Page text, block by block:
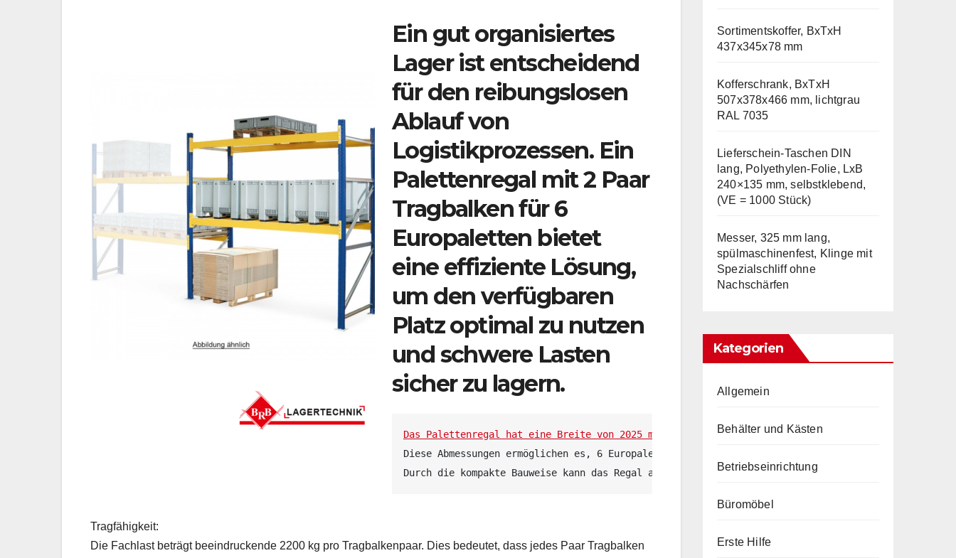
Ein gut organisiertes
Lager ist entscheidend
für den reibungslosen
Ablauf von
Logistikprozessen. Ein
Palettenregal mit 2 Paar
Tragbalken für 6
Europaletten bietet
eine effiziente Lösung,
um den verfügbaren
Platz optimal zu nutzen
und schwere Lasten
sicher zu lagern.
Das Palettenregal hat eine Breite von 2025 mm, eine Tiefe von 1100 mm und eine Höhe von 2500 mm.
Diese Abmessungen ermöglichen es, 6 Europaletten sicher und platzsparend zu lagern.
Durch die kompakte Bauweise kann das Regal auch in begrenzten Räumen effizient genutzt werden.
Tragfähigkeit:
Die Fachlast beträgt beeindruckende 2200 kg pro Tragbalkenpaar. Dies bedeutet, dass jedes Paar Tragbalken
Sortimentskoffer, BxTxH
437x345x78 mm
Kofferschrank, BxTxH
507x378x466 mm, lichtgrau
RAL 7035
Lieferschein-Taschen DIN
lang, Polyethylen-Folie, LxB
240×135 mm, selbstklebend,
(VE = 1000 Stück)
Messer, 325 mm lang,
spülmaschinenfest, Klinge mit
Spezialschliff ohne
Nachschärfen
Kategorien
Allgemein
Behälter und Kästen
Betriebseinrichtung
Büromöbel
Erste Hilfe